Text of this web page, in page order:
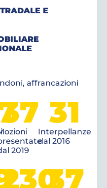
E
affrancazioni
2019
37
Interpellanze
dal 2016
31
23037